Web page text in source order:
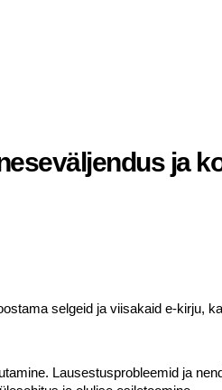
ja
selgeid ja viisakaid e-kirju,
Lausestusprobleemid ja